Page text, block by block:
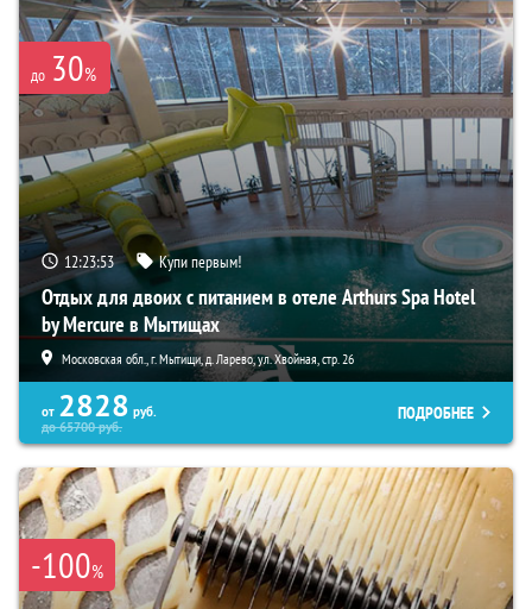
до 30%
12:23:52 Купи первым!
Отдых для двоих с питанием в отеле Arthurs Spa Hotel
by Mercure в Мытищах
Московская обл., г. Мытищи, д. Ларево, ул. Хвойная, стр. 26
от 2828 руб.
до65700руб.
ПОДРОБНЕЕ
-100%